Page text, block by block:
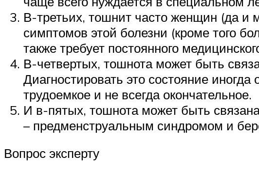
В-третьих, тошнит часто женщин (да и
симптомов этой болезни (кроме того
также требует постоянного
В-четвертых, тошнота может быть
Диагностировать это состояние
трудоемкое и не всегда окончательное.
И в-пятых, тошнота может быть
– предменструальным синдромом и
Вопрос эксперту